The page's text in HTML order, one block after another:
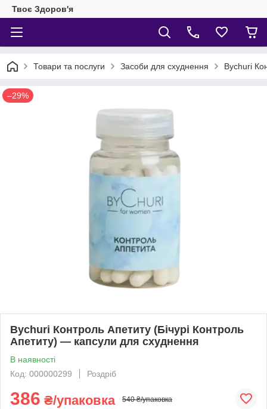
Твоє Здоров'я
Товари та послуги Засоби для схуднення Bychuri
–29%
Bychuri Контроль Апетиту (Бічурі Контроль
Апетиту) — капсули для схуднення
В наявності
Код: 000000299
Роздріб
386 ₴/упаковка 540 ₴/упаковка